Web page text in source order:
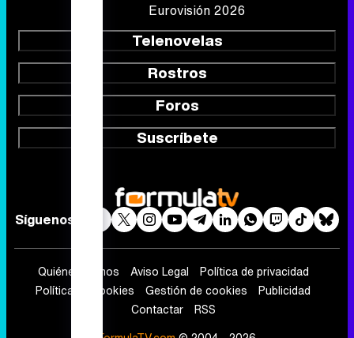
Eurovisión 2026
Telenovelas
Rostros
Foros
Suscríbete
Síguenos
Quiénes somos Aviso Legal
Política de privacidad
Política de cookies
Gestión de cookies
Publicidad
Contactar
RSS